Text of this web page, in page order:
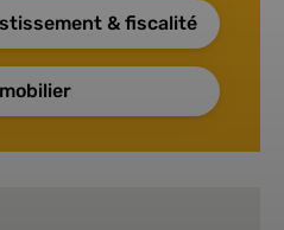
& fiscalité